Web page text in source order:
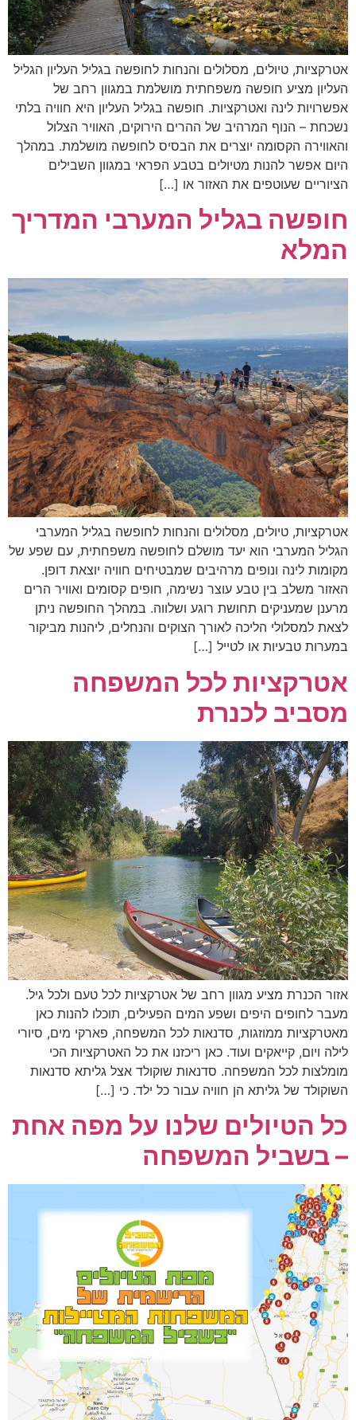
אטרקציות, טיולים, מסלולים והנחות לחופשה בגליל העליון הגליל
העליון מציע חופשה משפחתית מושלמת במגוון רחב של
אפשרויות לינה ואטרקציות. חופשה בגליל העליון היא חוויה בלתי
נשכחת – הנוף המרהיב של ההרים הירוקים, האוויר הצלול
והאווירה הקסומה יוצרים את הבסיס לחופשה מושלמת. במהלך
היום אפשר להנות מטיולים בטבע הפראי במגוון השבילים
הציוריים שעוטפים את האזור או […]
חופשה בגליל המערבי המדריך
המלא
אטרקציות, טיולים, מסלולים והנחות לחופשה בגליל המערבי
הגליל המערבי הוא יעד מושלם לחופשה משפחתית, עם שפע של
מקומות לינה ונופים מרהיבים שמבטיחים חוויה יוצאת דופן.
האזור משלב בין טבע עוצר נשימה, חופים קסומים ואוויר הרים
מרענן שמעניקים תחושת רוגע ושלווה. במהלך החופשה ניתן
לצאת למסלולי הליכה לאורך הצוקים והנחלים, ליהנות מביקור
במערות טבעיות או לטייל […]
אטרקציות לכל המשפחה
מסביב לכנרת
אזור הכנרת מציע מגוון רחב של אטרקציות לכל טעם ולכל גיל.
מעבר לחופים היפים ושפע המים הפעילים, תוכלו להנות כאן
מאטרקציות ממוזגות, סדנאות לכל המשפחה, פארקי מים, סיורי
לילה ויום, קייאקים ועוד. כאן ריכזנו את כל האטרקציות הכי
מומלצות לכל המשפחה. סדנאות שוקולד אצל גליתא סדנאות
השוקולד של גליתא הן חוויה עבור כל ילד. כי […]
כל הטיולים שלנו על מפה אחת
– בשביל המשפחה